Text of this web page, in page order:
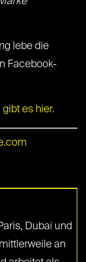
lebe die
Facebook-
gibt es hier.
Dubai und
an